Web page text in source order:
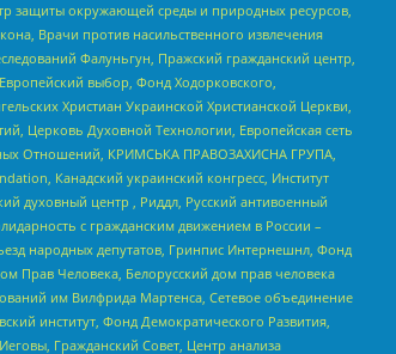
защиты окружающей среды и природных ресурсов,
Врачи против насильственного извлечения
Фалуньгун, Пражский гражданский центр,
выбор, Фонд Ходорковского,
Христиан Украинской Христианской Церкви,
Церковь Духовной Технологии, Европейская сеть
Отношений, КРИМСЬКА ПРАВОЗАХИСНА ГРУПА,
Канадский украинский конгресс, Институт
духовный центр , Риддл, Русский антивоенный
с гражданским движением в России –
народных депутатов, Гринпис Интернешнл, Фонд
Прав Человека, Белорусский дом прав человека
им Вилфрида Мартенса, Сетевое объединение
институт, Фонд Демократического Развития,
Гражданский Совет, Центр анализа